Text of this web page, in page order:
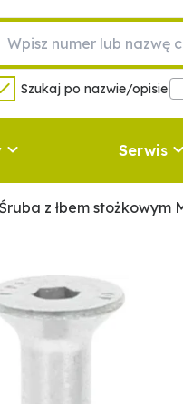
Szukaj po nazwie/opisie
Serwis
Śruba z łbem stożkowym